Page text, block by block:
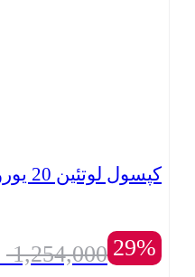
کپسول لوتئین 20 یوروویتال
29%
1,254,000